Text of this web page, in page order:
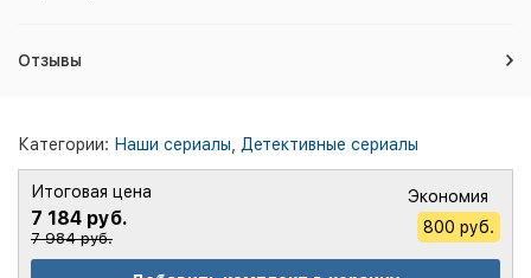
Отзывы
Категории: Наши сериалы Детективные сериалы
Итоговая цена
7 184 руб.
7 984 руб.
Экономия
800 руб.